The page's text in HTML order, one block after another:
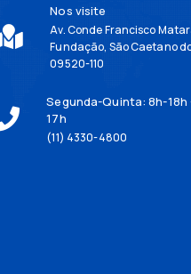
Nos visite
Av. Conde Francisco
Fundação, São Caetano do
09520-110
Segunda-Quinta: 8h-18h
17h
(11) 4330-4800